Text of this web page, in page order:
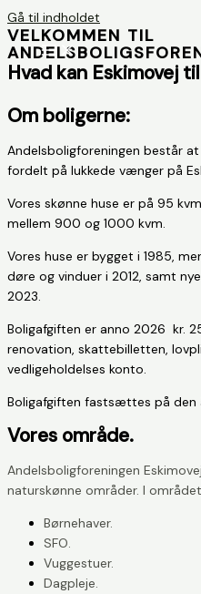
Gå til indholdet
VELKOMMEN TIL
Hvad kan Eskimovej
Om boligerne:
Andelsboligforeningen består
fordelt på lukkede vænger på
Vores skønne huse er på 95
mellem 900 og 1000 kvm.
Vores huse er bygget i 1985,
døre og vinduer i 2012, samt
2023.
Boligafgiften er anno 2026 kr.
renovation, skattebilletten,
vedligeholdelses konto.
Boligafgiften fastsættes på den
Vores område.
Andelsboligforeningen
naturskønne områder. I
Børnehaver.
SFO.
Vuggestuer.
Dagpleje.